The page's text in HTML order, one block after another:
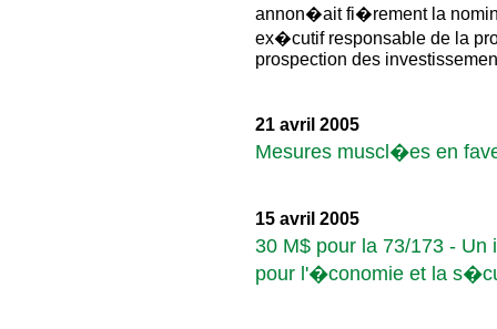
annon�ait fi�rement la
ex�cutif responsable de la
prospection des
21 avril 2005
Mesures muscl�es en
15 avril 2005
30 M$ pour la 73/173 -
pour l'�conomie et la